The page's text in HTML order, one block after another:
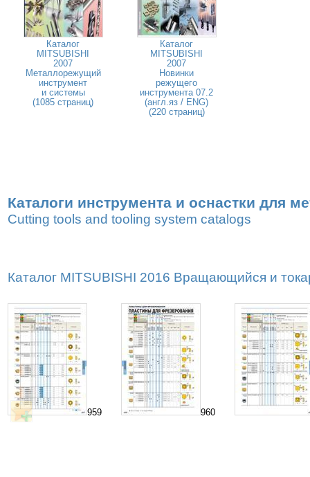
Каталог
MITSUBISHI
2007
Металлорежущий
инструмент
и системы
(1085 страниц)
Каталог
MITSUBISHI
2007
Новинки
режущего
инструмента 07.2
(англ.яз / ENG)
(220 страниц)
Каталоги инструмента и оснастки для
Cutting tools and tooling system catalogs
Каталог MITSUBISHI 2016 Вращающийся и
959 960